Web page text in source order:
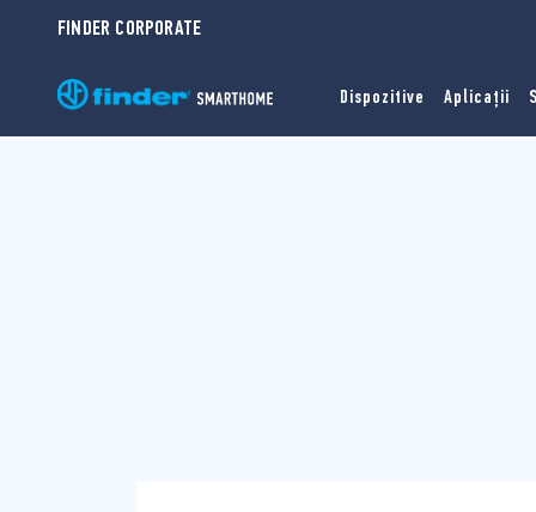
FINDER CORPORATE
Dispozitive Aplicații